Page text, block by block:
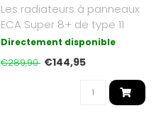
Les radiateurs à panneaux
ECA Super 8+ de type 11
avec façade rainurée que
Directement disponible
€289,90 €144,95